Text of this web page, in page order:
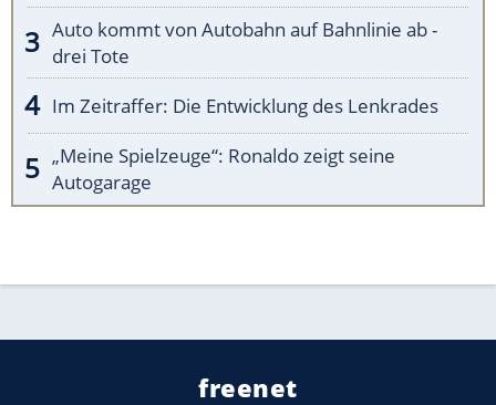
Auto kommt von Autobahn auf Bahnlinie ab -
drei Tote
Im Zeitraffer: Die Entwicklung des Lenkrades
„Meine Spielzeuge“: Ronaldo zeigt seine
Autogarage
freenet